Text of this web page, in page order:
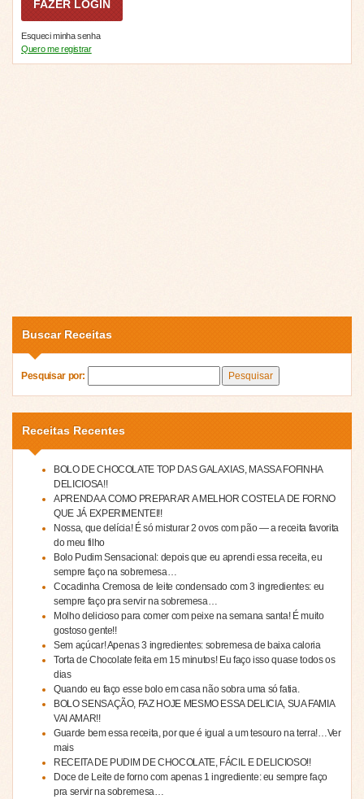
Esqueci minha senha
Quero me registrar
Buscar Receitas
Pesquisar por:
Receitas Recentes
BOLO DE CHOCOLATE TOP DAS GALAXIAS, MASSA FOFINHA
DELICIOSA!!
APRENDA A COMO PREPARAR A MELHOR COSTELA DE FORNO
QUE JÁ EXPERIMENTEI!!
Nossa, que delícia! É só misturar 2 ovos com pão — a receita favorita
do meu filho
Bolo Pudim Sensacional: depois que eu aprendi essa receita, eu
sempre faço na sobremesa…
Cocadinha Cremosa de leite condensado com 3 ingredientes: eu
sempre faço pra servir na sobremesa…
Molho delicioso para comer com peixe na semana santa! É muito
gostoso gente!!
Sem açúcar! Apenas 3 ingredientes: sobremesa de baixa caloria
Torta de Chocolate feita em 15 minutos! Eu faço isso quase todos os
dias
Quando eu faço esse bolo em casa não sobra uma só fatia.
BOLO SENSAÇÃO, FAZ HOJE MESMO ESSA DELICIA, SUA FAMIA
VAI AMAR!!
Guarde bem essa receita, por que é igual a um tesouro na terra!…Ver
mais
RECEITA DE PUDIM DE CHOCOLATE, FÁCIL E DELICIOSO!!
Doce de Leite de forno com apenas 1 ingrediente: eu sempre faço
pra servir na sobremesa…